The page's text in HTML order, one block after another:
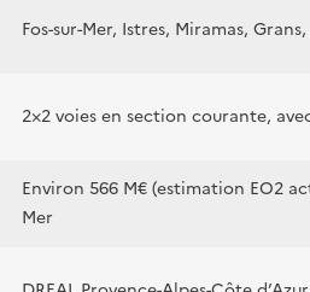
Fos-sur-Mer, Istres, Miramas,
2×2 voies en section courante,
Environ 566 M€ (estimation EO2
Mer